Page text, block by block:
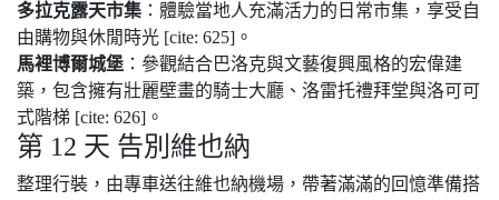
多拉克露天市集 ：體驗當地人充滿活力的日常市集，享受自
由購物與休閒時光 [cite: 625]。
馬裡博爾城堡 ：參觀結合巴洛克與文藝復興風格的宏偉建
築，包含擁有壯麗壁畫的騎士大廳、洛雷托禮拜堂與洛可可
式階梯 [cite: 626]。
第 12 天 告別維也納
整理行裝，由專車送往維也納機場，帶著滿滿的回憶準備搭